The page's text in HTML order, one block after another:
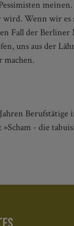
machen.
Berufstätige
- die